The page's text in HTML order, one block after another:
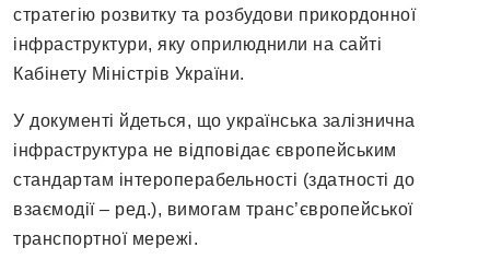
стратегію розвитку та розбудови прикордонної
інфраструктури, яку оприлюднили на сайті
Кабінету Міністрів України.
У документі йдеться, що українська залізнична
інфраструктура не відповідає європейським
стандартам інтероперабельності (здатності до
взаємодії – ред.), вимогам транс’європейської
транспортної мережі.